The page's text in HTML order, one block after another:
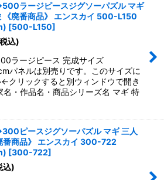
ラージピースジグソーパズル マギ
《廃番商品》 エンスカイ 500-L150
[500-L150]
込)
ラージピース 完成サイズ
パネルは別売りです。このサイズに
クリックすると別ウィンドウで開き
名・作品名・商品シリーズ名 マギ 特
ピースジグソーパズル マギ 三人
番商品》 エンスカイ 300-722
[300-722]
込)